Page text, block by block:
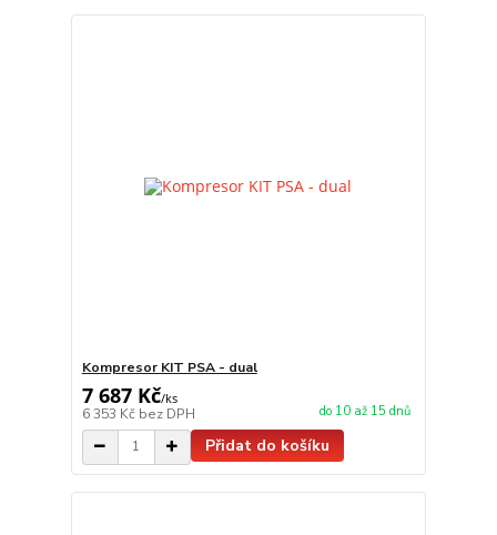
Kompresor KIT PSA - dual
7 687 Kč/ks
6 353 Kč bez DPH do 10 až 15 dnů
Přidat do košíku